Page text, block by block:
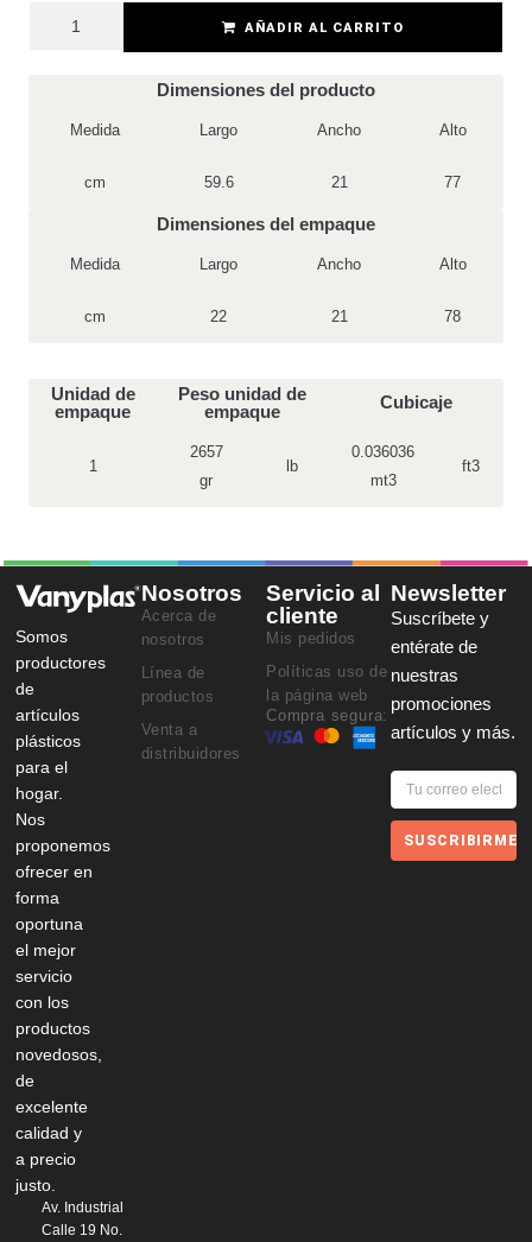
AÑADIR AL CARRITO
Dimensiones del producto
Medida Largo Ancho Alto
cm 59.6 21 77
Dimensiones del empaque
Medida Largo Ancho Alto
cm 22 21 78
Unidad de
empaque
Peso unidad de
empaque
Cubicaje
1
2657
gr
lb
0.036036
mt3
ft3
Somos
productores
de
artículos
plásticos
para el
hogar.
Nos
proponemos
ofrecer en
forma
oportuna
el mejor
servicio
con los
productos
novedosos,
de
excelente
calidad y
a precio
justo.
Av. Industrial
Calle 19 No.
Nosotros
Acerca de
nosotros
Línea de
productos
Venta a
distribuidores
Servicio al
cliente
Mis pedidos
Políticas uso de
la página web
Compra segura:
Newsletter
Suscríbete y
entérate de
nuestras
promociones
artículos y más.
SUSCRIBIRME